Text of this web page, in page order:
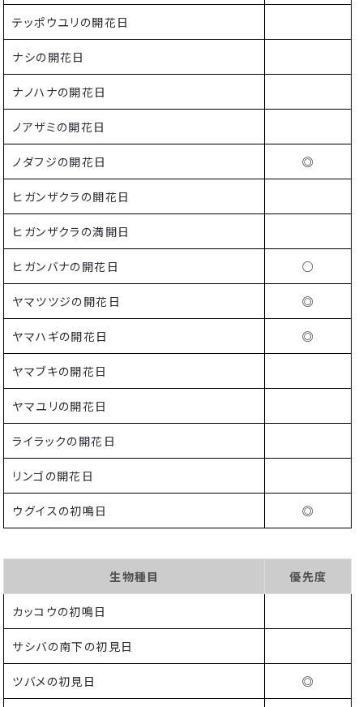
テッポウユリの開花日
ナシの開花日
ナノハナの開花日
ノアザミの開花日
ノダフジの開花日 ◎
ヒガンザクラの開花日
ヒガンザクラの満開日
ヒガンバナの開花日 ○
ヤマツツジの開花日 ◎
ヤマハギの開花日 ◎
ヤマブキの開花日
ヤマユリの開花日
ライラックの開花日
リンゴの開花日
ウグイスの初鳴日 ◎
生物種目 優先度
カッコウの初鳴日
サシバの南下の初見日
ツバメの初見日 ◎